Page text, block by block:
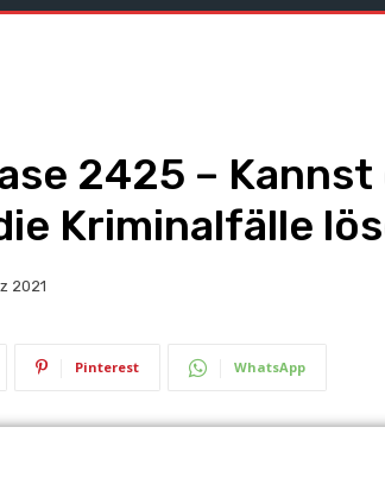
2425 –
Kriminalfälle
2021
Pinterest WhatsApp